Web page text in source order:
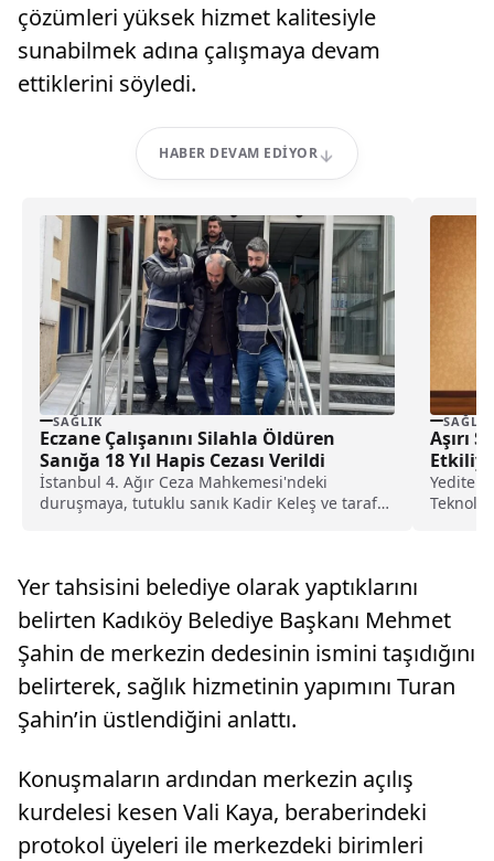
çözümleri yüksek hizmet kalitesiyle
sunabilmek adına çalışmaya devam
ettiklerini söyledi.
HABER DEVAM EDIYOR
SAĞLIK
Eczane Çalışanını Silahla Öldüren
Sanığa 18 Yıl Hapis Cezası Verildi
İstanbul 4. Ağır Ceza Mahkemesi'ndeki
duruşmaya, tutuklu sanık Kadir Keleş ve taraf
SAĞLIK
Aşırı
Yer tahsisini belediye olarak yaptıklarını
belirten Kadıköy Belediye Başkanı Mehmet
Şahin de merkezin dedesinin ismini taşıdığını
belirterek, sağlık hizmetinin yapımını Turan
Şahin’in üstlendiğini anlattı.
Konuşmaların ardından merkezin açılış
kurdelesi kesen Vali Kaya, beraberindeki
protokol üyeleri ile merkezdeki birimleri